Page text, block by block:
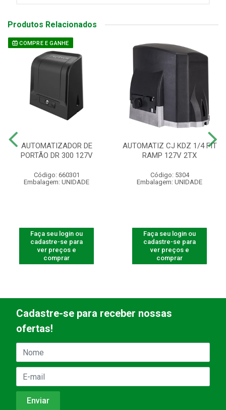
Produtos Relacionados
COMPRE E GANHE
AUTOMATIZADOR DE
PORTÃO DR 300 127V
Código: 660301
Embalagem: UNIDADE
Faça seu login ou
cadastre-se para
ver preços e
comprar
AUTOMATIZ CJ KDZ 1/4 FIT
RAMP 127V 2TX
Código: 5304
Embalagem: UNIDADE
Faça seu login ou
cadastre-se para
ver preços e
comprar
Cadastre-se para receber nossas
ofertas!